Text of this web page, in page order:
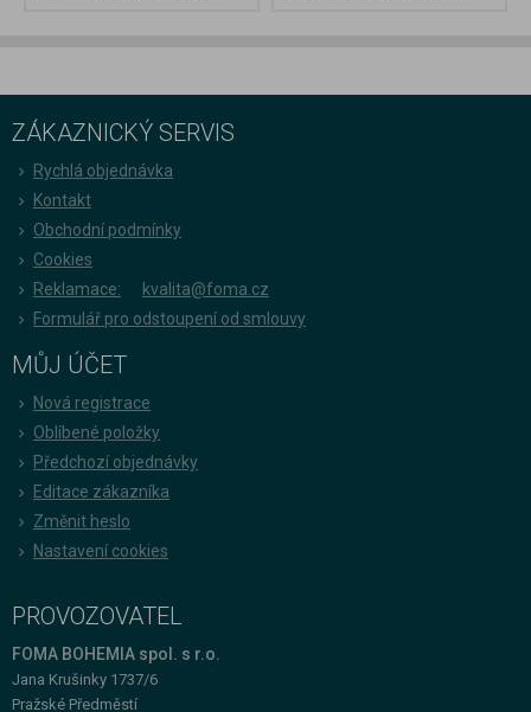
ZÁKAZNICKÝ SERVIS
Rychlá objednávka
Kontakt
Obchodní podmínky
Cookies
Reklamace:
kvalita@foma.cz
Formulář pro odstoupení od smlouvy
MŮJ ÚČET
Nová registrace
Oblíbené položky
Předchozí objednávky
Editace zákazníka
Změnit heslo
Nastavení cookies
PROVOZOVATEL
FOMA BOHEMIA spol. s r.o.
Jana Krušinky 1737/6
Pražské Předměstí